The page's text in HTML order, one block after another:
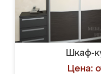
Шкаф-
Цена: